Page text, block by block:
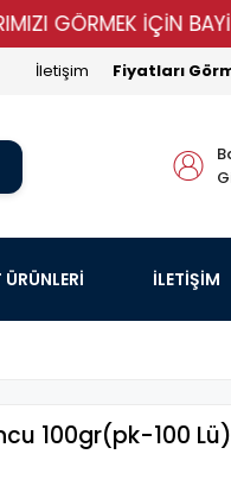
İÇİN BAYİLİK
Fiyatları
İletişim
İLETİŞİM
100gr(pk-100 Lü)